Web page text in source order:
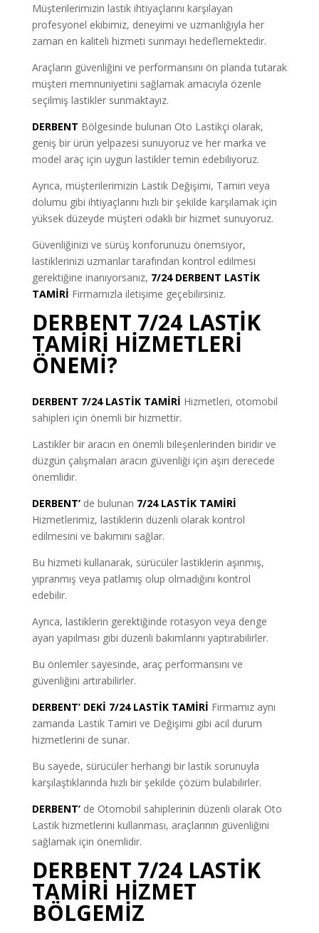
Müşterilerimizin lastik ihtiyaçlarını karşılayan
profesyonel ekibimiz, deneyimi ve uzmanlığıyla her
zaman en kaliteli hizmeti sunmayı hedeflemektedir.
Araçların güvenliğini ve performansını ön planda tutarak
müşteri memnuniyetini sağlamak amacıyla özenle
seçilmiş lastikler sunmaktayız.
DERBENT Bölgesinde bulunan Oto Lastikçi olarak,
geniş bir ürün yelpazesi sunuyoruz ve her marka ve
model araç için uygun lastikler temin edebiliyoruz.
Ayrıca, müşterilerimizin Lastik Değişimi, Tamiri veya
dolumu gibi ihtiyaçlarını hızlı bir şekilde karşılamak için
yüksek düzeyde müşteri odaklı bir hizmet sunuyoruz.
Güvenliğinizi ve sürüş konforunuzu önemsiyor,
lastiklerinizi uzmanlar tarafından kontrol edilmesi
gerektiğine inanıyorsanız, 7/24 DERBENT LASTİK
TAMİRİ Firmamızla iletişime geçebilirsiniz.
DERBENT 7/24 LASTİK
TAMİRİ HİZMETLERİ
ÖNEMİ?
DERBENT 7/24 LASTİK TAMİRİ Hizmetleri, otomobil
sahipleri için önemli bir hizmettir.
Lastikler bir aracın en önemli bileşenlerinden biridir ve
düzgün çalışmaları aracın güvenliği için aşırı derecede
önemlidir.
DERBENT’ de bulunan 7/24 LASTİK TAMİRİ
Hizmetlerimiz, lastiklerin düzenli olarak kontrol
edilmesini ve bakımını sağlar.
Bu hizmeti kullanarak, sürücüler lastiklerin aşınmış,
yıpranmış veya patlamış olup olmadığını kontrol
edebilir.
Ayrıca, lastiklerin gerektiğinde rotasyon veya denge
ayarı yapılması gibi düzenli bakımlarını yaptırabilirler.
Bu önlemler sayesinde, araç performansını ve
güvenliğini artırabilirler.
DERBENT’ DEKİ 7/24 LASTİK TAMİRİ Firmamız aynı
zamanda Lastik Tamiri ve Değişimi gibi acil durum
hizmetlerini de sunar.
Bu sayede, sürücüler herhangi bir lastik sorunuyla
karşılaştıklarında hızlı bir şekilde çözüm bulabilirler.
DERBENT’de Otomobil sahiplerinin düzenli olarak Oto
Lastik hizmetlerini kullanması, araçlarının güvenliğini
sağlamak için önemlidir.
DERBENT 7/24 LASTİK
TAMİRİ HİZMET
BÖLGEMİZ